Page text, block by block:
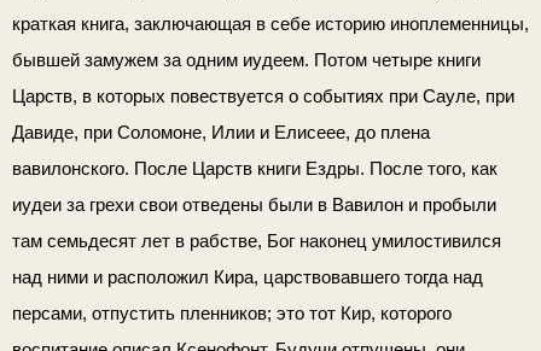
краткая книга, заключающая в себе историю иноплеменницы,
бывшей замужем за одним иудеем. Потом четыре книги
Царств, в которых повествуется о событиях при Сауле, при
Давиде, при Соло­моне, Илии и Елисеее, до плена
вавилонского. После Царств книги Ездры. После того, как
иудеи за грехи свои отведены были в Вавилон и пробыли
там семьдесят лет в рабстве, Бог наконец умилостивился
над ними и расположил Кира, цар­ствовавшего тогда над
персами, отпустить пленников; это тот Кир, которого